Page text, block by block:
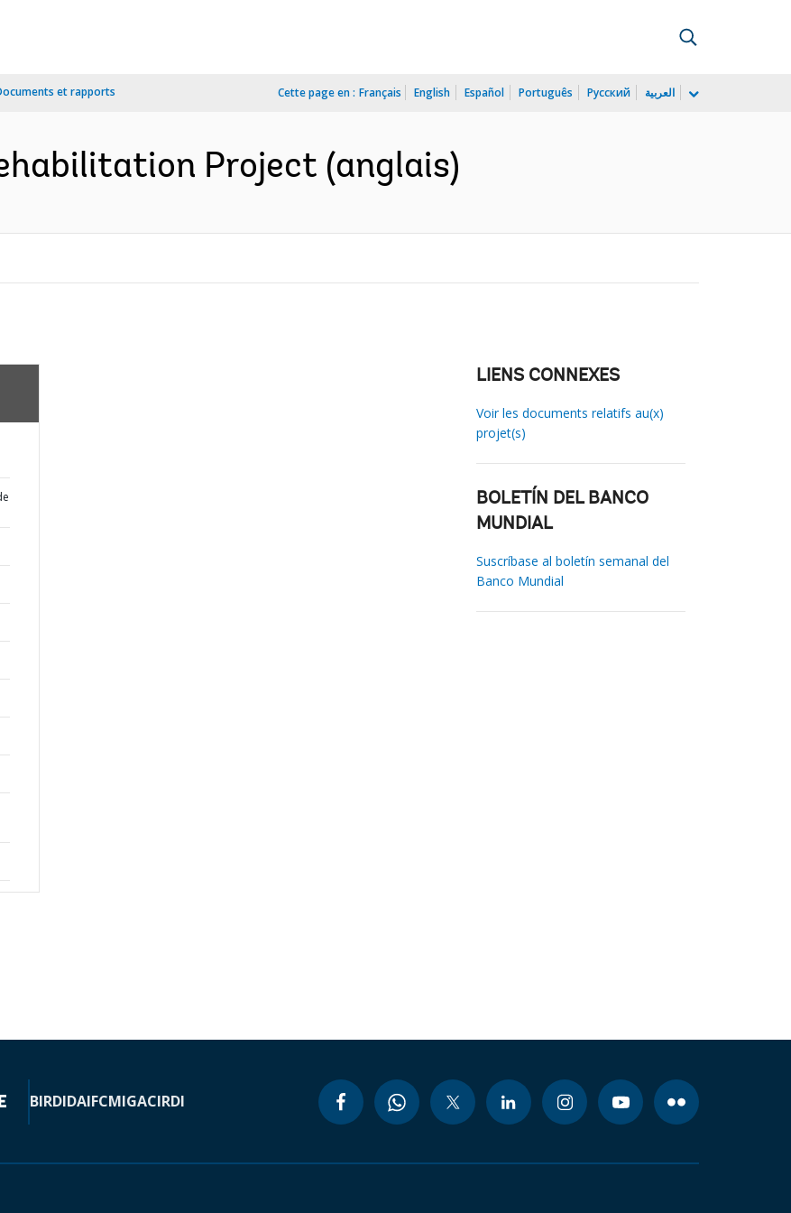
et rapports Cette page en : Français English Español Português Русский العربية
Project (anglais)
LIENS CONNEXES
Voir les documents relatifs au(x)
projet(s)
BOLETÍN DEL BANCO
MUNDIAL
Suscríbase al boletín semanal del
Banco Mundial
BIRDIDAIFCMIGACIRDI